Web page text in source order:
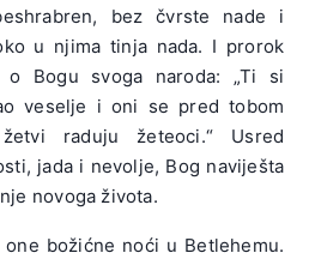
bez čvrste nade i
u njima tinja nada. I prorok
o Bogu svoga naroda: „Ti si
veselje i oni se pred tobom
raduju žeteoci.“ Usred
jada i nevolje, Bog naviješta
novoga života.
božićne noći u Betlehemu.